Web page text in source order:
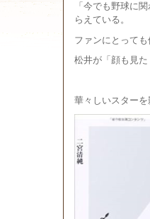
「今でも野球に
らえている。
ファンにとっても
松井が「顔も見
華々しいスター